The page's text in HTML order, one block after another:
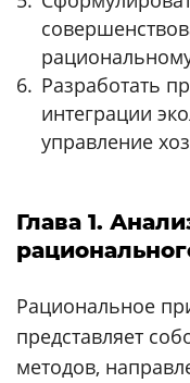
Разработать
интеграции
управление
Глава 1.
Рациональное
представляет
методов,